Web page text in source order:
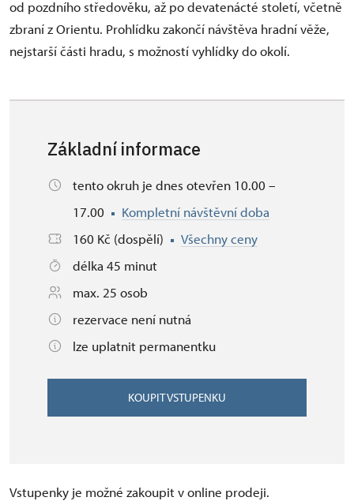
od pozdního středověku, až po devatenácté století, včetně
zbraní z Orientu. Prohlídku zakončí návštěva hradní věže,
nejstarší části hradu, s možností vyhlídky do okolí.
Základní informace
tento okruh je dnes otevřen 10.00 –
17.00
Kompletní návštěvní doba
160 Kč (dospělí)
Všechny ceny
délka 45 minut
max. 25 osob
rezervace není nutná
lze uplatnit permanentku
KOUPIT VSTUPENKU
Vstupenky je možné zakoupit v online prodeji.